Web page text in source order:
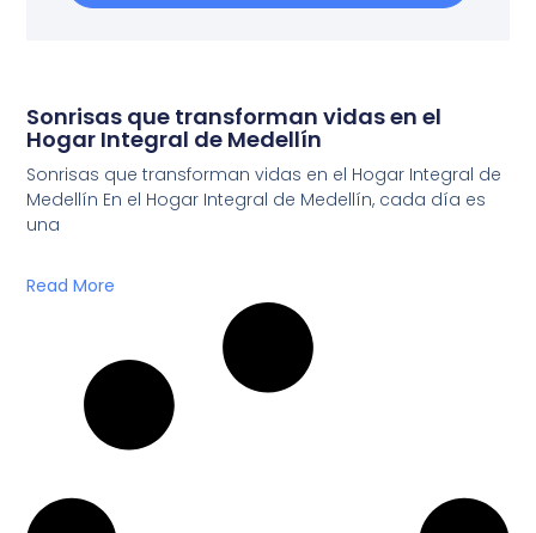
Sonrisas que transforman vidas en el
Hogar Integral de Medellín
Sonrisas que transforman vidas en el Hogar Integral de
Medellín En el Hogar Integral de Medellín, cada día es
una
Read More